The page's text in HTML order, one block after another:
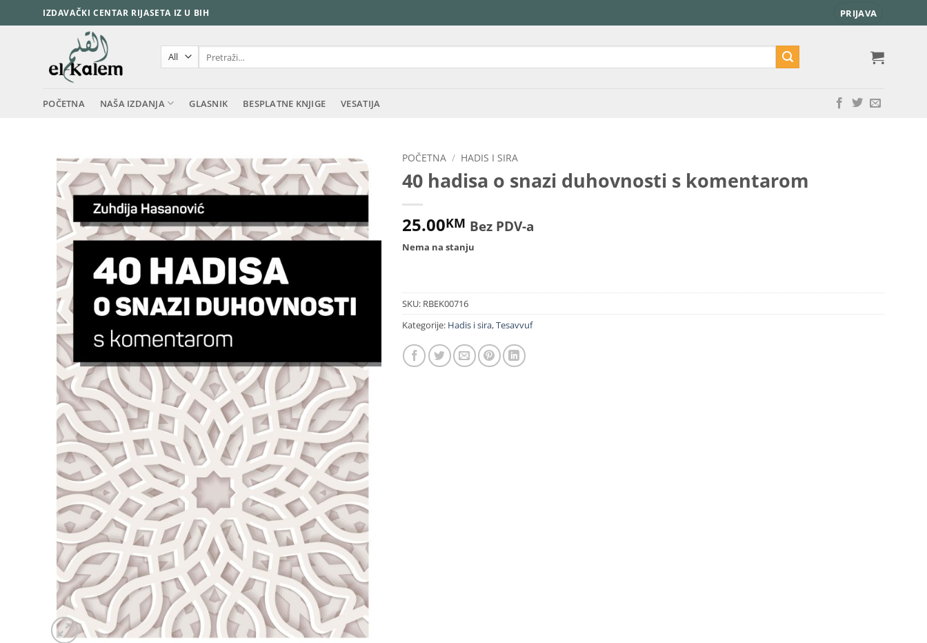
to
IZDAVAČKI CENTAR RIJASETA IZ U BIH PRIJAVA
POČETNA NAŠA IZDANJA GLASNIK BESPLATNE KNJIGE VESATIJA
POČETNA / HADIS I SIRA
40 hadisa o snazi duhovnosti s komentarom
25.00KM Bez PDV-a
Nema na stanju
SKU: RBEK00716
Kategorije: Hadis i sira,Tesavvuf